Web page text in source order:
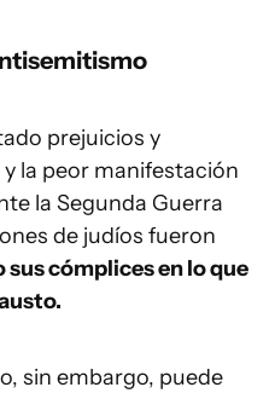
prejuicios y
la peor manifestación
la Segunda Guerra
de judíos fueron
sus cómplices en lo que
sin embargo, puede